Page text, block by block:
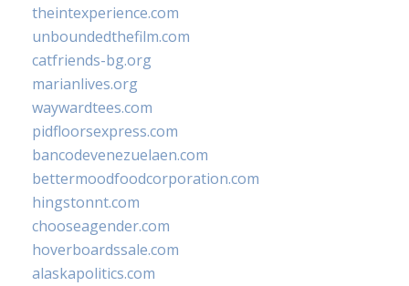
theintexperience.com
unboundedthefilm.com
catfriends-bg.org
marianlives.org
waywardtees.com
pidfloorsexpress.com
bancodevenezuelaen.com
bettermoodfoodcorporation.com
hingstonnt.com
chooseagender.com
hoverboardssale.com
alaskapolitics.com